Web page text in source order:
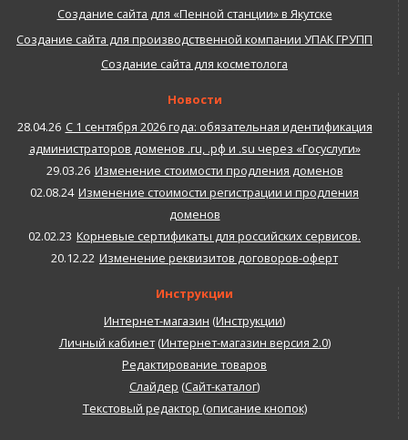
Создание сайта для «Пенной станции» в Якутске
Создание сайта для производственной компании УПАК ГРУПП
Создание сайта для косметолога
Новости
28.04.26 С 1 сентября 2026 года: обязательная идентификация
администраторов доменов .ru, .рф и .su через «Госуслуги»
29.03.26 Изменение стоимости продления доменов
02.08.24 Изменение стоимости регистрации и продления
доменов
02.02.23 Корневые сертификаты для российских сервисов.
20.12.22 Изменение реквизитов договоров-оферт
Инструкции
Интернет-магазин (Инструкции)
Личный кабинет(Интернет-магазин версия 2.0)
Редактирование товаров
Слайдер (Сайт-каталог)
Текстовый редактор (описание кнопок)